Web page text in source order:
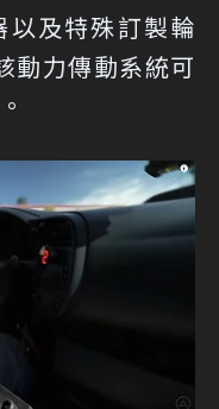
及特殊訂製輪
動力傳動系統可